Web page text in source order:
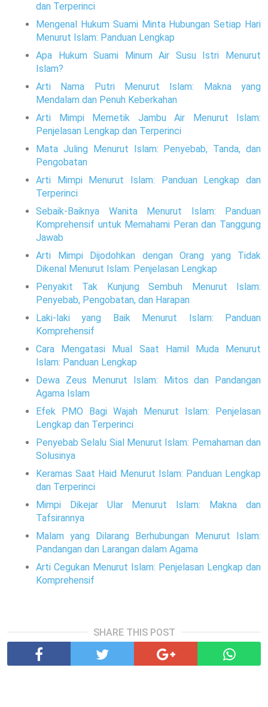
dan Terperinci
Mengenal Hukum Suami Minta Hubungan Setiap Hari
Menurut Islam: Panduan Lengkap
Apa Hukum Suami Minum Air Susu Istri Menurut
Islam?
Arti Nama Putri Menurut Islam: Makna yang
Mendalam dan Penuh Keberkahan
Arti Mimpi Memetik Jambu Air Menurut Islam:
Penjelasan Lengkap dan Terperinci
Mata Juling Menurut Islam: Penyebab, Tanda, dan
Pengobatan
Arti Mimpi Menurut Islam: Panduan Lengkap dan
Terperinci
Sebaik-Baiknya Wanita Menurut Islam: Panduan
Komprehensif untuk Memahami Peran dan Tanggung
Jawab
Arti Mimpi Dijodohkan dengan Orang yang Tidak
Dikenal Menurut Islam: Penjelasan Lengkap
Penyakit Tak Kunjung Sembuh Menurut Islam:
Penyebab, Pengobatan, dan Harapan
Laki-laki yang Baik Menurut Islam: Panduan
Komprehensif
Cara Mengatasi Mual Saat Hamil Muda Menurut
Islam: Panduan Lengkap
Dewa Zeus Menurut Islam: Mitos dan Pandangan
Agama Islam
Efek PMO Bagi Wajah Menurut Islam: Penjelasan
Lengkap dan Terperinci
Penyebab Selalu Sial Menurut Islam: Pemahaman dan
Solusinya
Keramas Saat Haid Menurut Islam: Panduan Lengkap
dan Terperinci
Mimpi Dikejar Ular Menurut Islam: Makna dan
Tafsirannya
Malam yang Dilarang Berhubungan Menurut Islam:
Pandangan dan Larangan dalam Agama
Arti Cegukan Menurut Islam: Penjelasan Lengkap dan
Komprehensif
SHARE THIS POST